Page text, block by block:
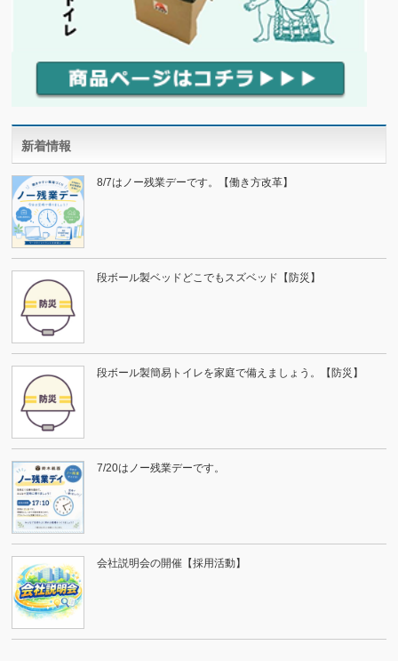
新着情報
8/7はノー残業デーです。【働き方改革】
段ボール製ベッドどこでもスズベッド【防災】
段ボール製簡易トイレを家庭で備えましょう。【防災】
7/20はノー残業デーです。
会社説明会の開催【採用活動】